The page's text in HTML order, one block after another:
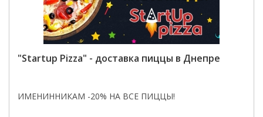
"Startup Pizza" - доставка пиццы в Днепре
ИМЕНИННИКАМ -20% НА ВСЕ ПИЦЦЫ!